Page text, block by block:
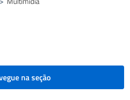
na seção